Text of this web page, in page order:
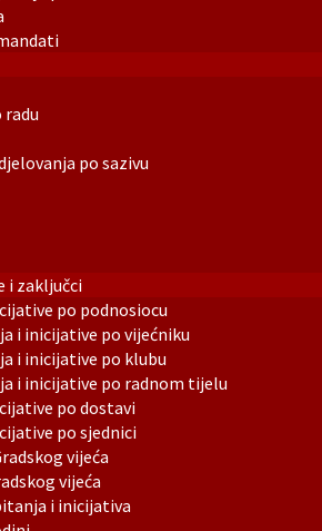
radu
po sazivu
i zaključci
po podnosiocu
i inicijative po vijećniku
i inicijative po klubu
i inicijative po radnom tijelu
po dostavi
po sjednici
vijeća
vijeća
i inicijativa